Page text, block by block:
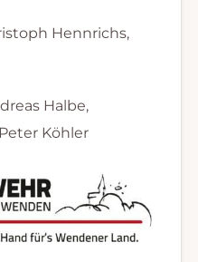
Hennrichs,
Halbe,
Köhler